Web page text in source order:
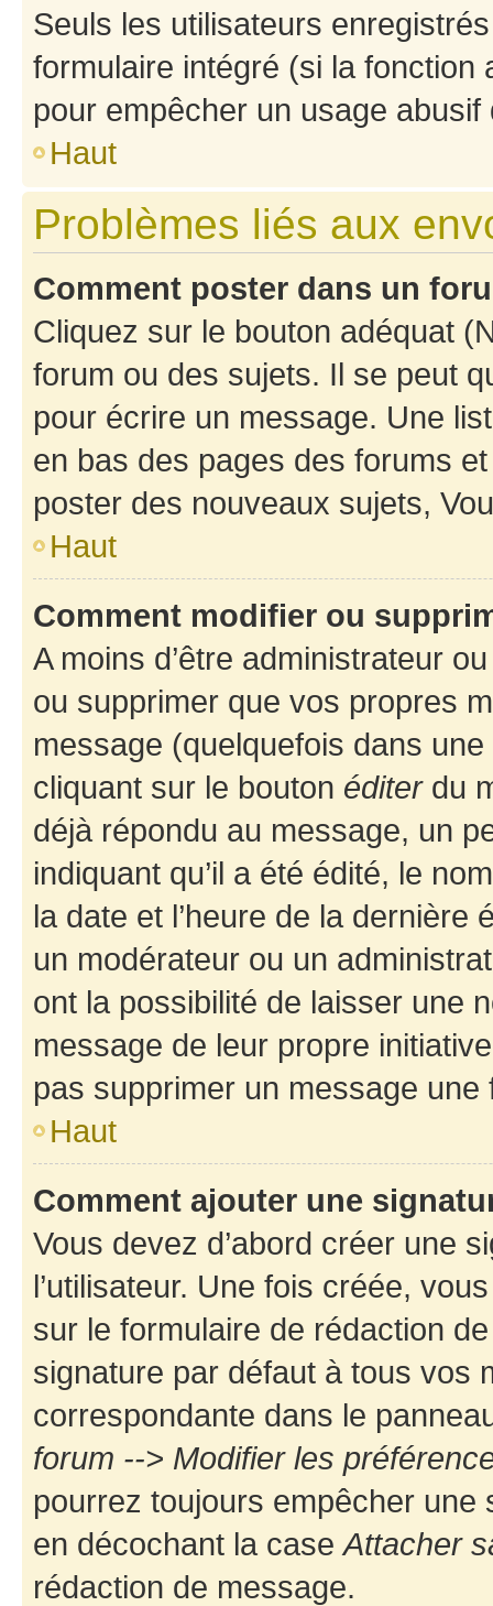
Seuls les utilisateurs
formulaire intégré (si la fonction
pour empêcher un usage
Haut
Problèmes liés aux
Comment poster dans un
Cliquez sur le bouton adéquat
forum ou des sujets. Il se peut
pour écrire un message. Une
en bas des pages des forums
poster des nouveaux sujets,
Haut
Comment modifier ou
A moins d’être administrateur
ou supprimer que vos propres
message (quelquefois dans
cliquant sur le bouton éditerdu
déjà répondu au message, un
indiquant qu’il a été édité, le
la date et l’heure de la dernière
un modérateur ou un
ont la possibilité de laisser une
message de leur propre
pas supprimer un message une
Haut
Comment ajouter une
Vous devez d’abord créer une
l’utilisateur. Une fois créée,
sur le formulaire de rédaction
signature par défaut à tous vos
correspondante dans le
forum --> Modifier les
pourrez toujours empêcher une
en décochant la caseAttacher
rédaction de message.